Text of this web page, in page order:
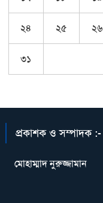
২৪ ২৫ ২৬
৩১
প্রকাশক ও সম্পাদক :-
মোহাম্মাদ নুরুজ্জামান